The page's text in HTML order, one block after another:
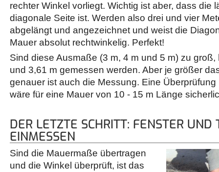
rechter Winkel vorliegt. Wichtig ist aber, dass die
diagonale Seite ist. Werden also drei und vier
abgelängt und angezeichnet und weist die
Mauer absolut rechtwinkelig. Perfekt!
Sind diese Ausmaße (3 m, 4 m und 5 m) zu
und 3,61 m gemessen werden. Aber je größer
genauer ist auch die Messung. Eine
wäre für eine Mauer von 10 - 15 m Länge
DER LETZTE SCHRITT: FENSTER UND
EINMESSEN
Sind die Mauermaße übertragen
und die Winkel überprüft, ist das